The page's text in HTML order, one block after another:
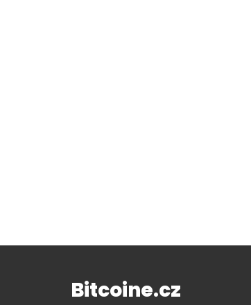
Bitcoine.cz